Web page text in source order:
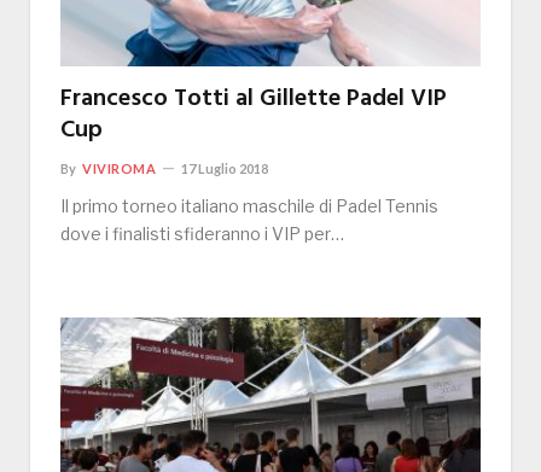
Francesco Totti al Gillette Padel VIP
Cup
By VIVIROMA 17 Luglio 2018
Il primo torneo italiano maschile di Padel Tennis
dove i finalisti sfideranno i VIP per…